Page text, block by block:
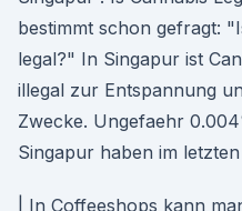
bestimmt schon gefragt:
legal?" In Singapur ist
illegal zur Entspannung
Zwecke. Ungefaehr
Singapur haben im
| In Coffeeshops kann